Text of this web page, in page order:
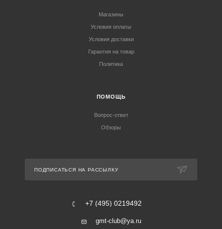
Магазины
Условия оплаты
Условия доставки
Гарантия на товар
Политика
ПОМОЩЬ
Вопрос-ответ
Обзоры
ПОДПИСАТЬСЯ НА РАССЫЛКУ
+7 (495) 0219492
gmt-club@ya.ru